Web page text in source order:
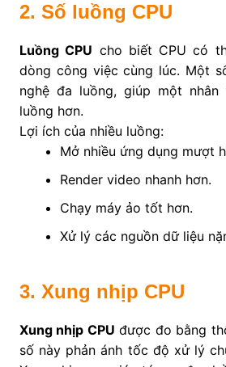
2. Số luồng CPU
Luồng CPU cho biết CPU có
dòng công việc cùng lúc. Một
nghệ đa luồng, giúp một
luồng hơn.
Lợi ích của nhiều luồng:
Mở nhiều ứng dụng mượt
Render video nhanh hơn.
Chạy máy ảo tốt hơn.
Xử lý các nguồn dữ liệu
3. Xung nhịp CPU
Xung nhịp CPU được đo bằng
số này phản ánh tốc độ xử lý